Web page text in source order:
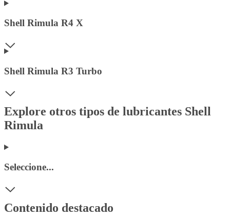
Shell Rimula R4 X
Shell Rimula R3 Turbo
Explore otros tipos de lubricantes Shell
Rimula
Seleccione...
Contenido destacado